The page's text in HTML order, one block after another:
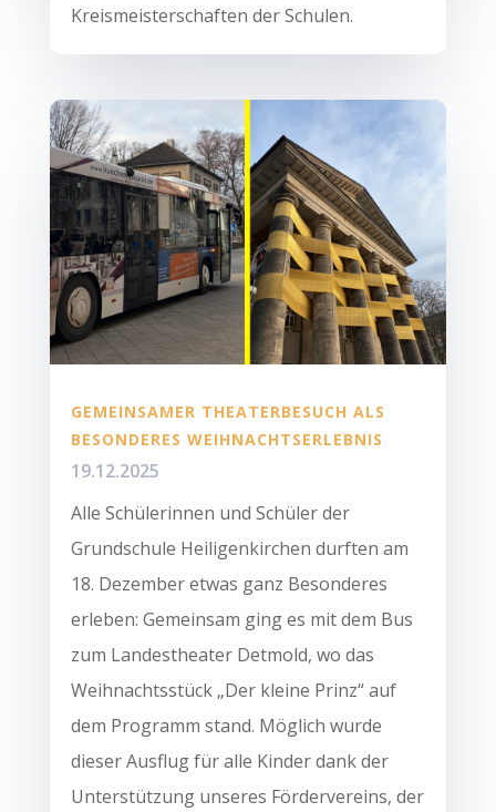
Kreismeisterschaften der Schulen.
GEMEINSAMER THEATERBESUCH ALS
BESONDERES WEIHNACHTSERLEBNIS
19.12.2025
Alle Schülerinnen und Schüler der
Grundschule Heiligenkirchen durften am
18. Dezember etwas ganz Besonderes
erleben: Gemeinsam ging es mit dem Bus
zum Landestheater Detmold, wo das
Weihnachtsstück „Der kleine Prinz“ auf
dem Programm stand. Möglich wurde
dieser Ausflug für alle Kinder dank der
Unterstützung unseres Fördervereins, der